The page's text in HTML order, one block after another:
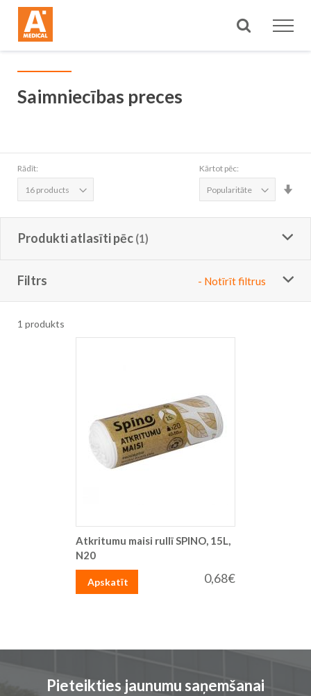
Meklēt
Saimniecības preces
Rādīt: Kārtot pēc:
Produkti atlasīti pēc
Filtrs - Notīrīt filtrus
1 produkts
Atkritumu maisi rullī SPINO, 15L,
N20
0,68€
Apskatīt
Pieteikties jaunumu saņemšanai